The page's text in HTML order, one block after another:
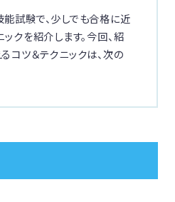
試験で、少しでも合格に近
クを紹介します。今回、紹
コツ＆テクニックは、次の